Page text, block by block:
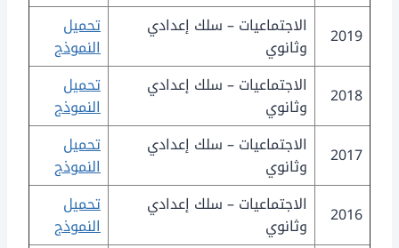
2019
الاجتماعيات – سلك إعدادي
وثانوي
تحميل
النموذج
2018
الاجتماعيات – سلك إعدادي
وثانوي
تحميل
النموذج
2017
الاجتماعيات – سلك إعدادي
وثانوي
تحميل
النموذج
2016
الاجتماعيات – سلك إعدادي
وثانوي
تحميل
النموذج